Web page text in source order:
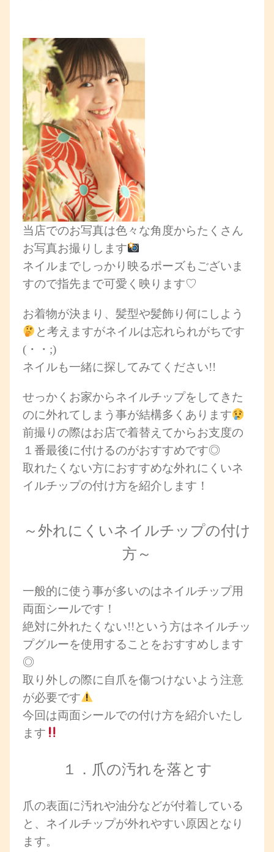
当店でのお写真は色々な角度からたくさん
お写真お撮りします
ネイルまでしっかり映るポーズもございま
すので指先まで可愛く映ります♡
お着物が決まり、髪型や髪飾り何にしよう
と考えますがネイルは忘れられがちです
(・・;)
ネイルも一緒に探してみてください!!
せっかくお家からネイルチップをしてきた
のに外れてしまう事が結構多くあります
前撮りの際はお店で着替えてからお支度の
１番最後に付けるのがおすすめです◎
取れたくない方におすすめな外れにくいネ
イルチップの付け方を紹介します！
～外れにくいネイルチップの付け
方～
一般的に使う事が多いのはネイルチップ用
両面シールです！
絶対に外れたくない!!という方はネイルチッ
プグルーを使用することをおすすめします
◎
取り外しの際に自爪を傷つけないよう注意
が必要です
今回は両面シールでの付け方を紹介いたし
ます
１．爪の汚れを落とす
爪の表面に汚れや油分などが付着している
と、ネイルチップが外れやすい原因となり
ます。